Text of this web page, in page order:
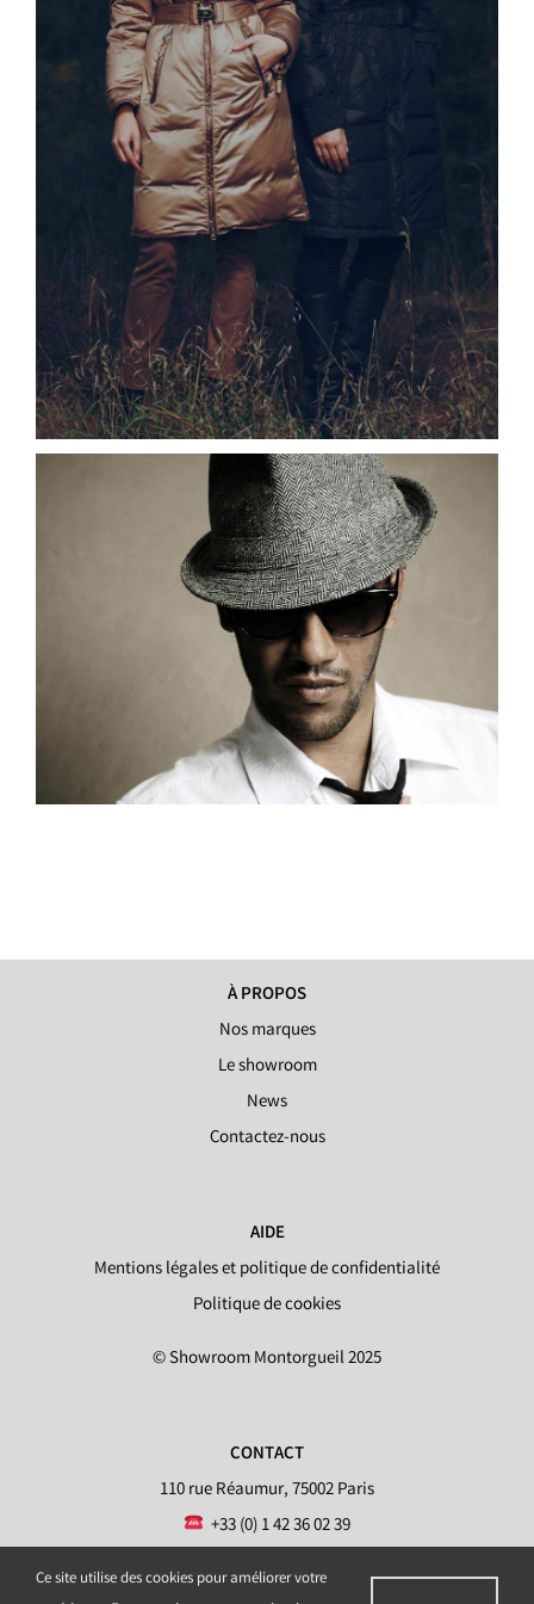
À PROPOS
Nos marques
Le showroom
News
Contactez-nous
AIDE
Mentions légales et politique de confidentialité
Politique de cookies
© Showroom Montorgueil 2025
CONTACT
110 rue Réaumur, 75002 Paris
+33 (0) 1 42 36 02 39
Ce site utilise des cookies pour améliorer votre